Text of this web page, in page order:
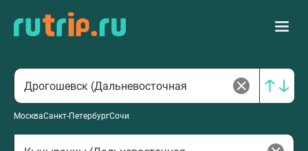
МоскваСанкт-ПетербургСочи